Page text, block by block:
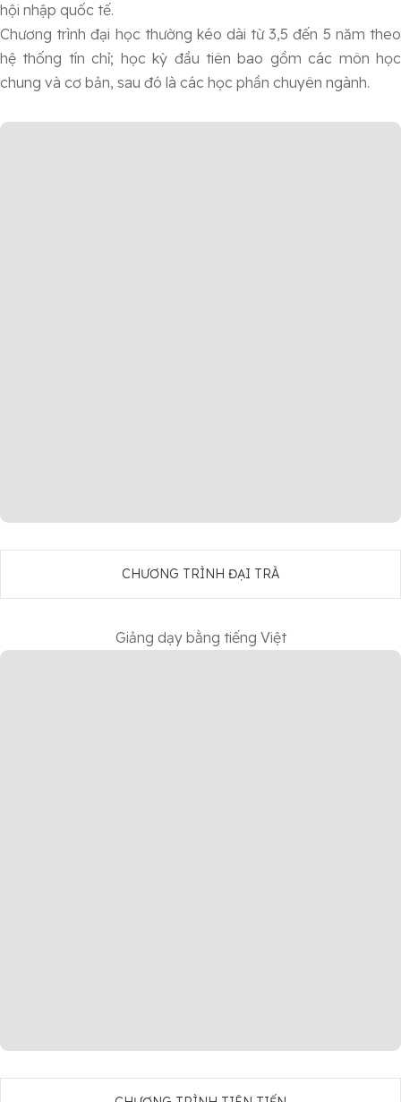
hội nhập quốc tế.
Chương trình đại học thường kéo dài từ 3,5 đến 5 năm theo
hệ thống tín chỉ; học kỳ đầu tiên bao gồm các môn học
chung và cơ bản, sau đó là các học phần chuyên ngành.
CHƯƠNG TRÌNH ĐẠI TRÀ
Giảng dạy bằng tiếng Việt